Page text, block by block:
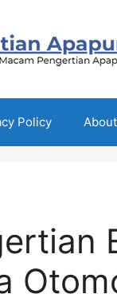
Policy